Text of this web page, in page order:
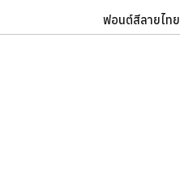
ฟอนต์สีลายไทย